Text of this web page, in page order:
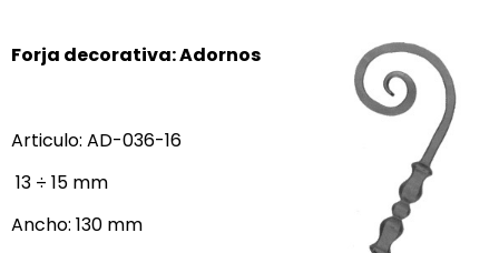
Forja decorativa: Adornos
Articulo: AD-036-16
13 ÷ 15 mm
Ancho: 130 mm